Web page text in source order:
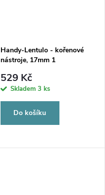
Handy-Lentulo - kořenové
nástroje, 17mm 1
529 Kč
Skladem 3 ks
Do košíku